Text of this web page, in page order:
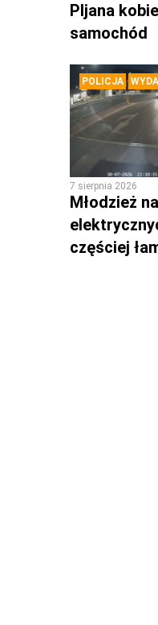
PIjana
samochód
POLICJA
7 sierpnia 2026
Młodzież
częściej